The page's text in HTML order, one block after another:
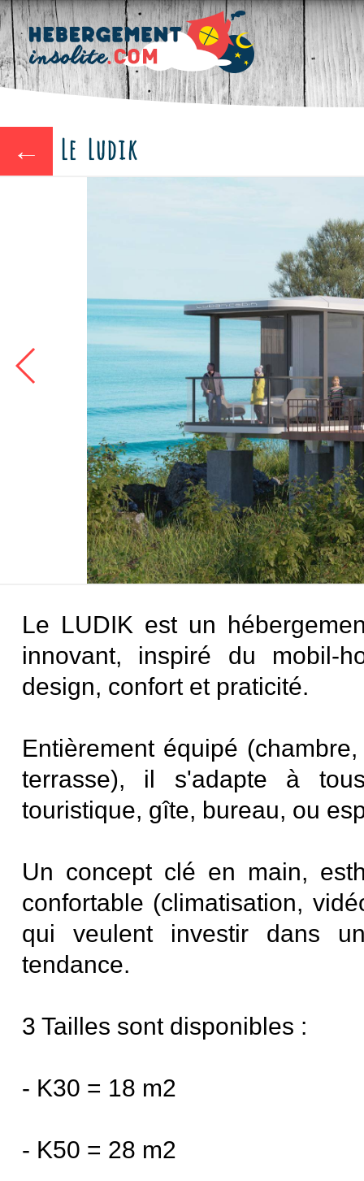
← Le Ludik
Le LUDIK est un
innovant, inspiré du mobil-
design, confort et praticité.
Entièrement équipé
terrasse), il s'adapte à
touristique, gîte, bureau, ou
Un concept clé en main,
confortable (climatisation,
qui veulent investir dans
tendance.
3 Tailles sont disponibles :
- K30 = 18 m2
- K50 = 28 m2